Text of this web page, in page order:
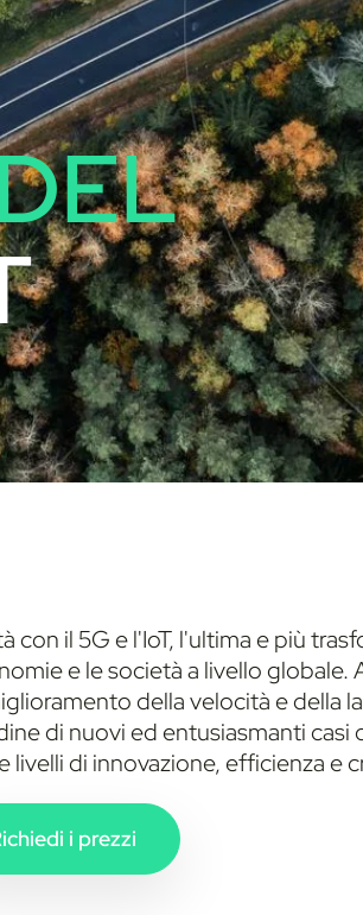
il 5G e l'IoT, l'ultima e più
e le società a livello
della velocità e della
di nuovi ed entusiasmanti casi
di innovazione, efficienza e
i prezzi